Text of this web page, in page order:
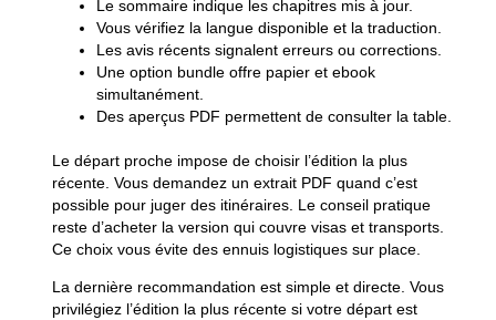
Le sommaire indique les chapitres mis à jour.
Vous vérifiez la langue disponible et la traduction.
Les avis récents signalent erreurs ou corrections.
Une option bundle offre papier et ebook
simultanément.
Des aperçus PDF permettent de consulter la table.
Le départ proche impose de choisir l’édition la plus
récente. Vous demandez un extrait PDF quand c’est
possible pour juger des itinéraires. Le conseil pratique
reste d’acheter la version qui couvre visas et transports.
Ce choix vous évite des ennuis logistiques sur place.
La dernière recommandation est simple et directe. Vous
privilégiez l’édition la plus récente si votre départ est